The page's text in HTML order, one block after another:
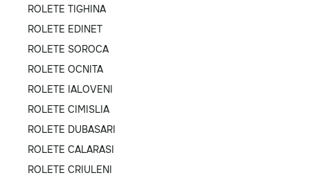
ROLETE TIGHINA
ROLETE EDINET
ROLETE SOROCA
ROLETE OCNITA
ROLETE IALOVENI
ROLETE CIMISLIA
ROLETE DUBASARI
ROLETE CALARASI
ROLETE CRIULENI